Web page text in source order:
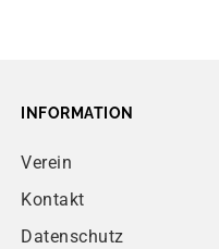
INFORMATION
Verein
Kontakt
Datenschutz